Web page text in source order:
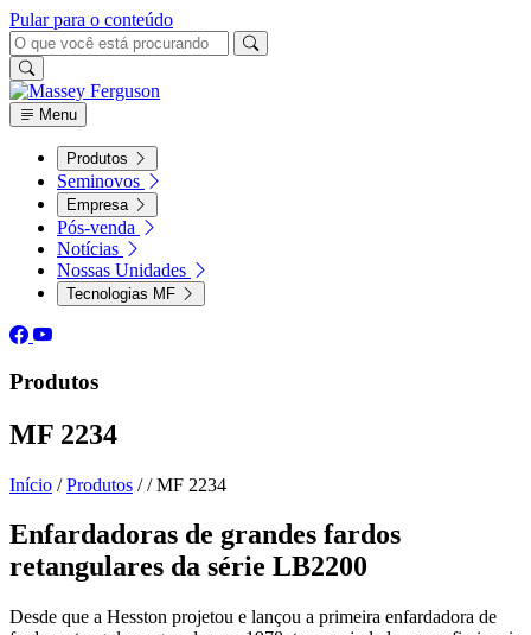
Pular para o conteúdo
Menu
Produtos
Seminovos
Empresa
Pós-venda
Notícias
Nossas Unidades
Tecnologias MF
Produtos
MF 2234
Início / Produtos / / MF 2234
Enfardadoras de grandes fardos
retangulares da série LB2200
Desde que a Hesston projetou e lançou a primeira enfardadora de